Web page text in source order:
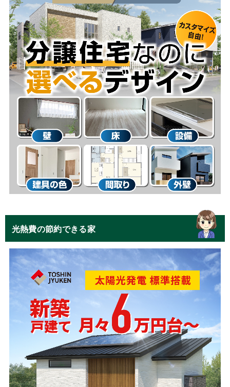
光熱費の節約できる家